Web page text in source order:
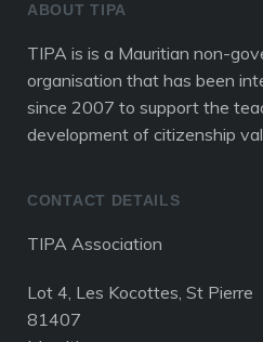
ABOUT TIPA
TIPA is is a Mauritian non-
organisation that has been
since 2007 to support the
development of citizenship
CONTACT DETAILS
TIPA Association
Lot 4, Les Kocottes, St Pierre
81407